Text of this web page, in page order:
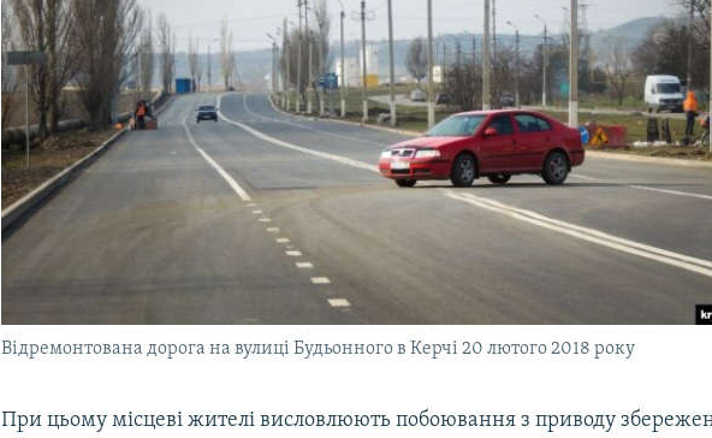
Відремонтована дорога на вулиці Будьонного в Керчі 20 лютого 2018 року
При цьому місцеві жителі висловлюють побоювання з приводу